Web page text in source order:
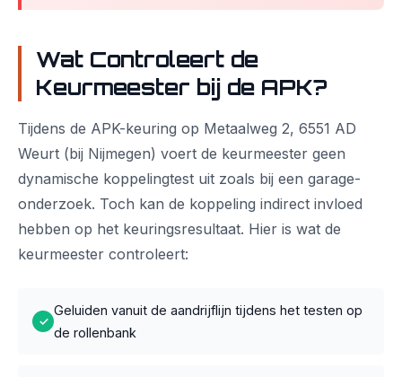
Wat Controleert de
Keurmeester bij de APK?
Tijdens de APK-keuring op Metaalweg 2, 6551 AD
Weurt (bij Nijmegen) voert de keurmeester geen
dynamische koppelingtest uit zoals bij een garage-
onderzoek. Toch kan de koppeling indirect invloed
hebben op het keuringsresultaat. Hier is wat de
keurmeester controleert:
✓
Geluiden vanuit de aandrijflijn tijdens het testen op
de rollenbank